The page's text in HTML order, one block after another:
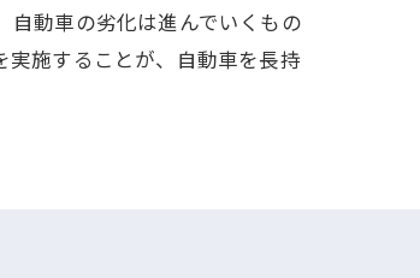
自動車の劣化は進んでいくもの
実施することが、自動車を長持